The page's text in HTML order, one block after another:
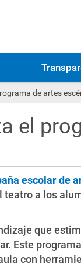
de artes
el
escolar de
teatro a los
que
Este
con